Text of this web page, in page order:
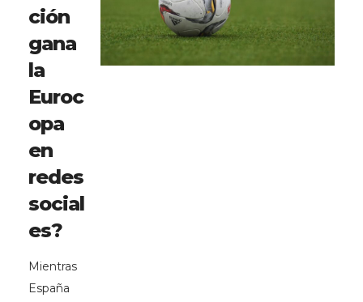
ción
gana
la
Euroc
opa
en
redes
social
es?
Mientras
España